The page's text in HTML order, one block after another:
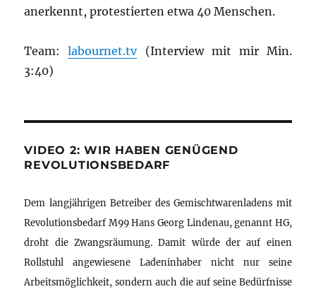
anerkennt, protestierten etwa 40 Menschen.
Team:labournet.tv(Interview mit mir Min.
3:40)
VIDEO 2: WIR HABEN GENÜGEND
REVOLUTIONSBEDARF
Dem langjährigen Betreiber des Gemischtwarenladens mit
Revolutionsbedarf M99 Hans Georg Lindenau, genannt HG,
droht die Zwangsräumung. Damit würde der auf einen
Rollstuhl angewiesene Ladeninhaber nicht nur seine
Arbeitsmöglichkeit, sondern auch die auf seine Bedürfnisse